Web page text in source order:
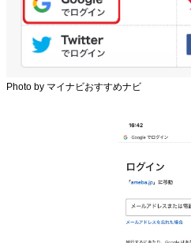
Photo by マイナビおすすめナビ